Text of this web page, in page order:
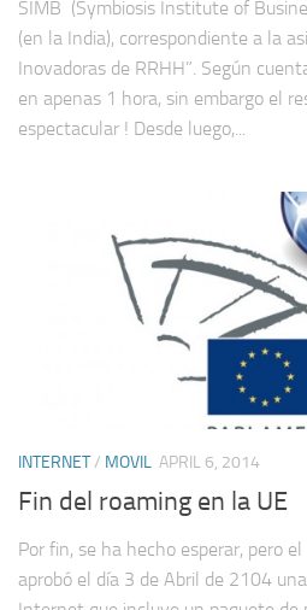
SIMB (Symbiosis Institute of
(en la India), correspondiente a la
Inovadoras de RRHH”. Según
en apenas 1 hora, sin embargo el
espectacular ! Desde luego,...
INTERNET/ MOVIL APRIL 6, 2014
Fin del roaming en la UE
Por fin, se ha hecho esperar, pero
aprobó el día 3 de Abril de 2104